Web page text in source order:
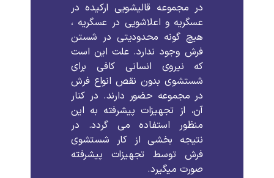
در مجموعه قالیشویی ارکیده در
عسگریه و اعلاشویی در عسگریه ،
هیچ گونه محدودیتی در شستن
فرش وجود ندارد.علت این است
که
نیروی انسانی کافی
برای
شستشوی بدون نقص انواع فرش
در مجموعه حضور دارند. در کنار
آن، از تجهیزات پیشرفته به این
منظور
استفاده می گردد. در
نتیجه بخشی از کار شستشوی
فرش
توسط تجهیزات
پیشرفته
صورت میگیرد.